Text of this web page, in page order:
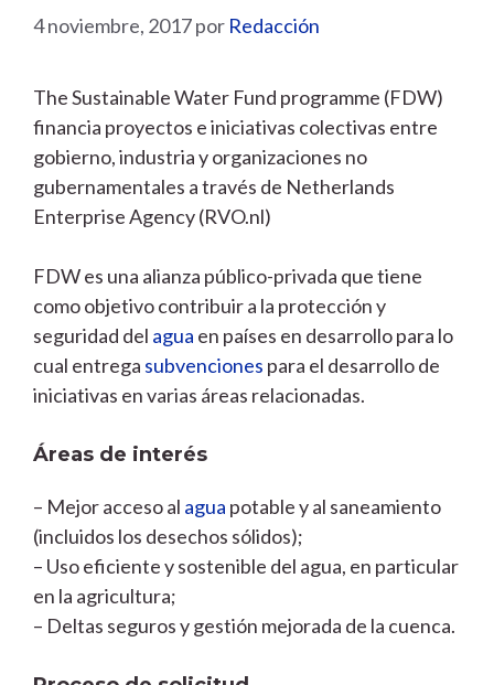
4 noviembre, 2017por Redacción
The Sustainable Water Fund programme (FDW)
financia proyectos e iniciativas colectivas entre
gobierno, industria y organizaciones no
gubernamentales a través de Netherlands
Enterprise Agency (RVO.nl)
FDW es una alianza público-privada que tiene
como objetivo contribuir a la protección y
seguridad del agua en países en desarrollo para lo
cual entrega subvenciones para el desarrollo de
iniciativas en varias áreas relacionadas.
Áreas de interés
– Mejor acceso al agua potable y al saneamiento
(incluidos los desechos sólidos);
– Uso eficiente y sostenible del agua, en particular
en la agricultura;
– Deltas seguros y gestión mejorada de la cuenca.